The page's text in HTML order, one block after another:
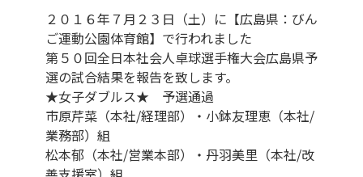
２０１６年７月２３日（土）に【広島県：びん
ご運動公園体育館】で行われました
第５０回全日本社会人卓球選手権大会広島県予
選の試合結果を報告を致します。
★女子ダブルス★ 予選通過
市原芹菜（本社/経理部）・小鉢友理恵（本社/
業務部）組
松本郁（本社/営業本部）・丹羽美里（本社/改